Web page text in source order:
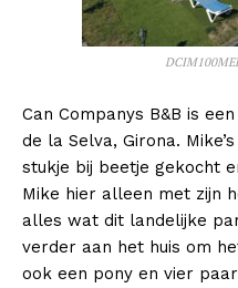
Can Companys B&B is
de la Selva, Girona.
stukje bij beetje gekocht
Mike hier alleen met zijn
alles wat dit landelijke
verder aan het huis om
ook een pony en vier